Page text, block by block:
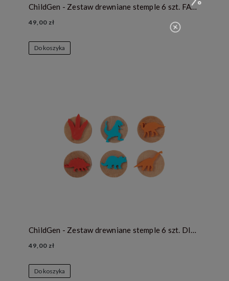
ChildGen - Zestaw drewniane stemple 6 szt. FARMA
49,00 zł
Do koszyka
ChildGen - Zestaw drewniane stemple 6 szt. DINOZAURY
49,00 zł
Do koszyka